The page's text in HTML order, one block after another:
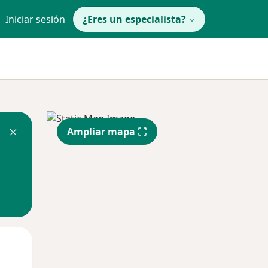
Iniciar sesión ¿Eres un especialista?
Ampliar mapa